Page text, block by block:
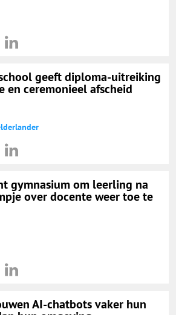
geeft diploma-uitreiking
en ceremonieel afscheid
gymnasium om leerling na
over docente weer toe te
AI-chatbots vaker hun